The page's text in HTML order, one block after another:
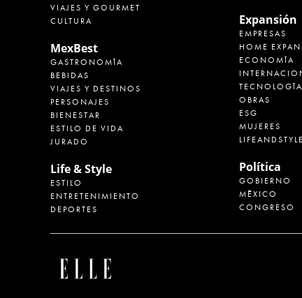
VIAJES Y GOURMET
CULTURA
MexBest
GASTRONOMÍA
BEBIDAS
VIAJES Y DESTINOS
PERSONAJES
BIENESTAR
ESTILO DE VIDA
JURADO
Life & Style
ESTILO
ENTRETENIMIENTO
DEPORTES
Expansión
EMPRESAS
HOME
ECONOMÍA
TECNOLOGÍA
OBRAS
ESG
MUJERES
LIFEANDSTYLE
Política
GOBIERNO
MÉXICO
CONGRESO